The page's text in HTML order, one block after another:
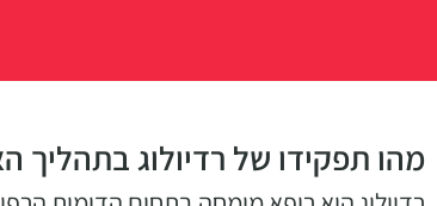
מהו תפקידו של רדיולוג בתהליך